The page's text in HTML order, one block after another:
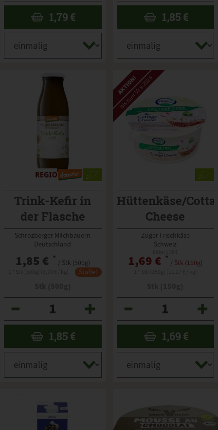
1,79 € 1,85 €
Trink-Kefir in
der Flasche
Schrozberger Milchbauern
Deutschland
1,85 € * / Stk (500g)
Staffel
1,85 €
AKTION!
bis zum 30.8.2026
Hüttenkäse/
Cheese
Züger Frischkäse
Schweiz
1,69 € * / Stk (150g)
1,69 €